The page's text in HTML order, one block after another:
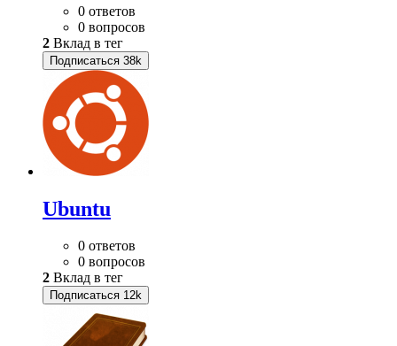
0 ответов
0 вопросов
2 Вклад в тег
Подписаться 38k
Ubuntu
0 ответов
0 вопросов
2 Вклад в тег
Подписаться 12k